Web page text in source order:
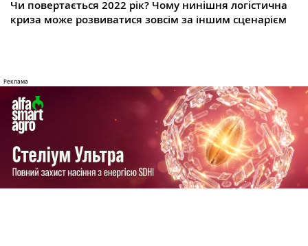
Чи повертається 2022 рік? Чому нинішня логістична
криза може розвиватися зовсім за іншим сценарієм